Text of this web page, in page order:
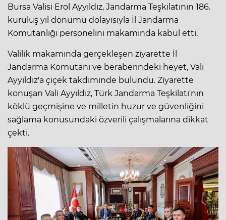
Bursa Valisi Erol Ayyıldız, Jandarma Teşkilatının 186.
kuruluş yıl dönümü dolayısıyla İl Jandarma
Komutanlığı personelini makamında kabul etti.
Valilik makamında gerçekleşen ziyarette İl
Jandarma Komutanı ve beraberindeki heyet, Vali
Ayyıldız'a çiçek takdiminde bulundu. Ziyarette
konuşan Vali Ayyıldız, Türk Jandarma Teşkilatı'nın
köklü geçmişine ve milletin huzur ve güvenliğini
sağlama konusundaki özverili çalışmalarına dikkat
çekti.